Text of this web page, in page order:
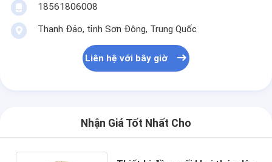
18561806008
Thanh Đảo, tỉnh Sơn Đông, Trung Quốc
Liên hệ với bây giờ
Nhận Giá Tốt Nhất Cho